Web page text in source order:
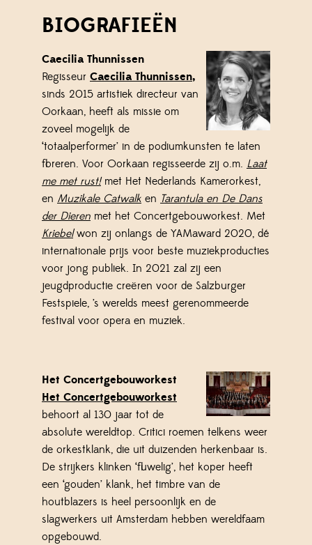
BIOGRAFIEËN
Caecilia Thunnissen
Regisseur Caecilia Thunnissen,
sinds 2015 artistiek directeur van
Oorkaan, heeft als missie om
zoveel mogelijk de
‘totaalperformer’ in de podiumkunsten te laten
floreren. Voor Oorkaan regisseerde zij o.m. Laat
me met rust!met Het Nederlands Kamerorkest,
en Muzikale Catwalk en Tarantula en De Dans
der Dieren met het Concertgebouworkest. Met
Kriebelwon zij onlangs de YAMaward 2020, dé
internationale prijs voor beste muziekproducties
voor jong publiek. In 2021 zal zij een
jeugdproductie creëren voor de Salzburger
Festspiele, ’s werelds meest gerenommeerde
festival voor opera en muziek.
Het Concertgebouworkest
Het Concertgebouworkest
behoort al 130 jaar tot de
absolute wereldtop. Critici roemen telkens weer
de orkestklank, die uit duizenden herkenbaar is.
De strijkers klinken ‘fluwelig’, het koper heeft
een ‘gouden’ klank, het timbre van de
houtblazers is heel persoonlijk en de
slagwerkers uit Amsterdam hebben wereldfaam
opgebouwd.